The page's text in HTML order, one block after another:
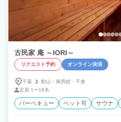
古民家 庵 ～IORI～
リクエスト予約 オンライン決済
千葉 館山・ 南房総・ 千倉
定員 1〜18名
バーベキュー ペット可 サウナ